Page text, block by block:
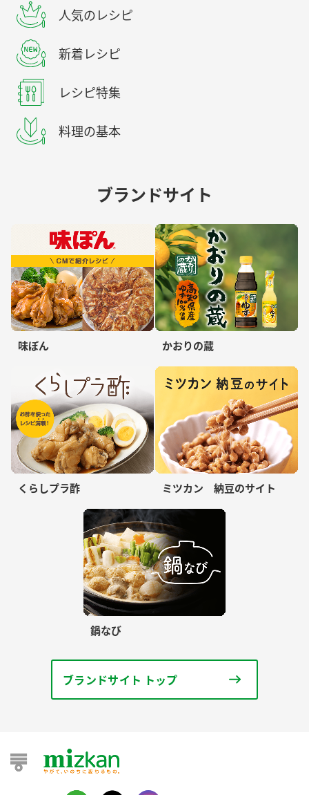
人気のレシピ
新着レシピ
レシピ特集
料理の基本
ブランドサイト
味ぽん かおりの蔵
くらしプラ酢 ミツカン 納豆のサイト
鍋なび
ブランドサイト トップ